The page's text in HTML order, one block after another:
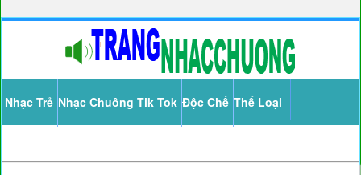
Nhạc Trẻ Nhạc Chuông Tik Tok Độc Chế Thể Loại